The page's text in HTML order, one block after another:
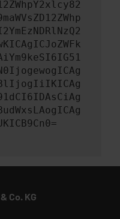
Co. KG